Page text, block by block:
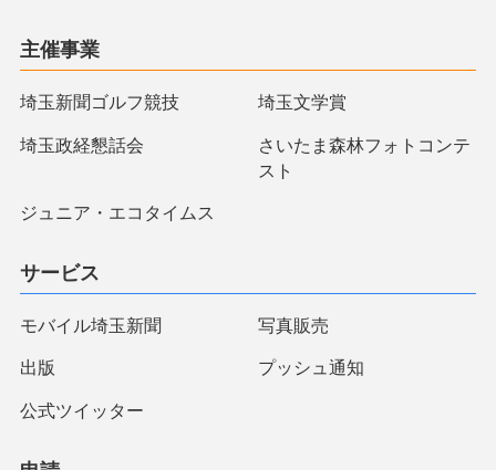
主催事業
埼玉新聞ゴルフ競技 埼玉文学賞
埼玉政経懇話会
さいたま森林フォトコンテ
スト
ジュニア・エコタイムス
サービス
モバイル埼玉新聞 写真販売
出版 プッシュ通知
公式ツイッター